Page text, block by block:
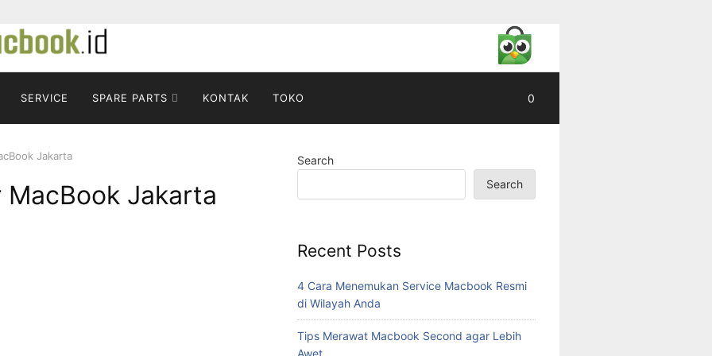
0
SERVICE SPARE PARTS KONTAK TOKO
Jakarta
Jakarta
Search
Search
Recent Posts
4 Cara Menemukan Service Macbook Resmi
di Wilayah Anda
Tips Merawat Macbook Second agar Lebih